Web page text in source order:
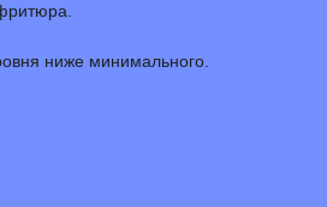
ниже минимального.